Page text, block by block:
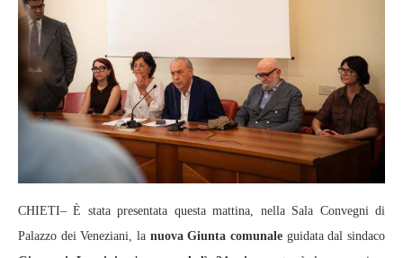
CHIETI– È stata presentata questa mattina, nella Sala Convegni di
Palazzo dei Veneziani, la nuova Giunta comunale guidata dal sindaco